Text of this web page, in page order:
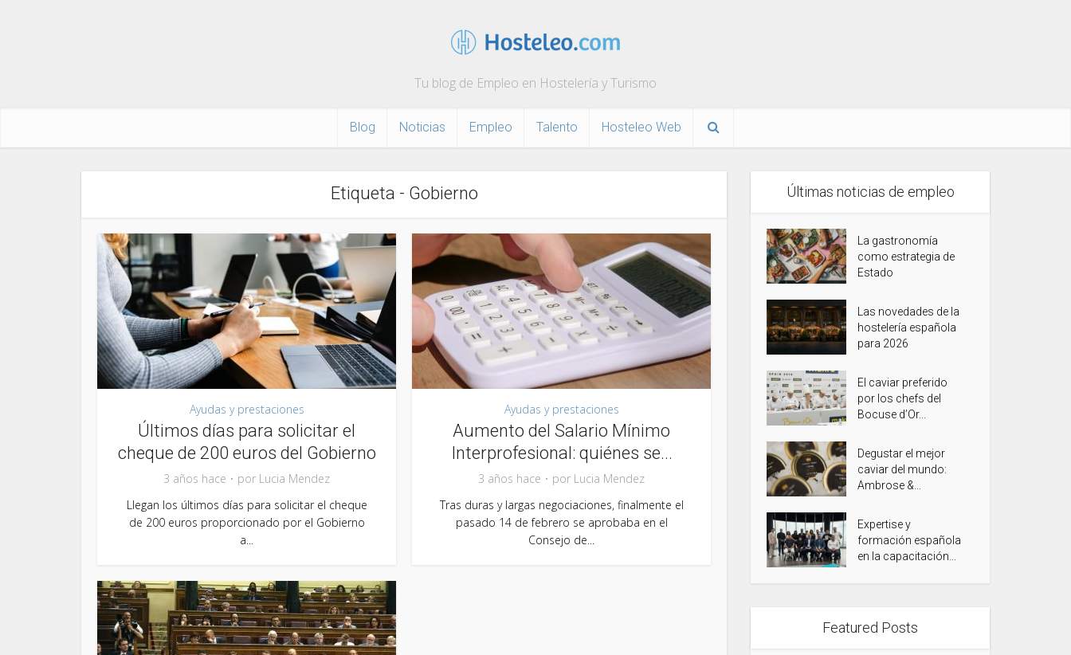
Tu blog de Empleo en Hostelería y Turismo
Blog Noticias Empleo Talento Hosteleo Web
Etiqueta - Gobierno
Ayudas y prestaciones
Últimos días para solicitar el
cheque de 200 euros del Gobierno
3 años hace por Lucia Mendez
Llegan los últimos días para solicitar el cheque
de 200 euros proporcionado por el Gobierno
a...
Ayudas y prestaciones
Aumento del Salario Mínimo
Interprofesional: quiénes se...
3 años hace por Lucia Mendez
Tras duras y largas negociaciones, finalmente el
pasado 14 de febrero se aprobaba en el
Consejo de...
Últimas noticias de empleo
La gastronomía
como estrategia de
Estado
Las novedades de la
hostelería española
para 2026
El caviar preferido
por los chefs del
Bocuse d’Or...
Degustar el mejor
caviar del mundo:
Ambrose &...
Expertise y
formación española
en la capacitación...
Featured Posts